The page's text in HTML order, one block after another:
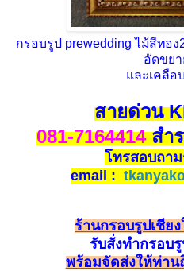
กรอบรูป prewedding ไม้สีทอ
อัดขย
และเคลือ
สายด่วน
081-7164414สำ
โทรสอบถา
email :
ร้านกรอบรูปเชีย
รับสั่งทำกรอบ
พร้อมจัดส่งให้ท่าน